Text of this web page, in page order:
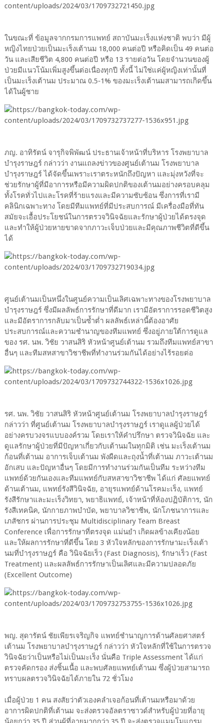
ในขณะที่ ข้อมูลจากกรมการแพทย์ สถาบันมะเร็งแห่งชาติ พบว่า มีผู้
หญิงไทยป่วยเป็นมะเร็งเต้านม 18,000 คนต่อปี หรือคิดเป็น 49 คนต่อ
วัน และเสียชีวิต 4,800 คนต่อปี หรือ 13 รายต่อวัน โดยจำนวนของผู้
ป่วยมีแนวโน้มเพิ่มสูงขึ้นต่อเนื่องทุกปี ทั้งนี้ ไม่ใช่แค่ผู้หญิงเท่านั้นที่
เป็นมะเร็งเต้านม ประมาณ 0.5-1% ของมะเร็งเต้านมสามารถเกิดขึ้น
ได้ในผู้ชาย
ภญ. อาทิรัตน์ จารุกิจพิพัฒน์ ประธานเจ้าหน้าที่บริหาร โรงพยาบาล
บำรุงราษฎร์ กล่าวว่า งานแถลงข่าวของศูนย์เต้านม โรงพยาบาล
บำรุงราษฎร์ ได้จัดขึ้นเพราะเราตระหนักถึงปัญหา และมุ่งหวังที่จะ
ช่วยรักษาผู้ที่มีอาการหรือมีความผิดปกติของเต้านมอย่างครอบคลุม
ทั้งโรคทั่วไปและโรคที่ร้ายแรงและมีความซับซ้อน ซึ่งการที่เรามี
คลินิกเฉพาะทาง โดยมีทีมแพทย์ที่มีประสบการณ์ มีเครื่องมือที่ทัน
สมัยจะเอื้อประโยชน์ในการตรวจวินิจฉัยและรักษาผู้ป่วยได้ตรงจุด
และทำให้ผู้ป่วยหายขาดจากภาวะเจ็บป่วยและมีคุณภาพชีวิตที่ดีขึ้น
ได้
ศูนย์เต้านมเป็นหนึ่งในศูนย์ความเป็นเลิศเฉพาะทางของโรงพยาบาล
บำรุงราษฎร์ ซึ่งมีผลลัพธ์การรักษาที่ดีมาก เรามีอัตราการรอดชีวิตสูง
และมีอัตราการกลับมาเป็นซ้ำต่ำ ผลลัพธ์เหล่านี้ต้องอาศัย
ประสบการณ์และความชำนาญของทีมแพทย์ ซึ่งอยู่ภายใต้การดูแล
ของ รศ. นพ. วิชัย วาสนสิริ หัวหน้าศูนย์เต้านม รวมถึงทีมแพทย์สาขา
อื่นๆ และทีมสหสาขาวิชาชีพที่ทำงานร่วมกันได้อย่างไร้รอยต่อ
รศ. นพ. วิชัย วาสนสิริ หัวหน้าศูนย์เต้านม โรงพยาบาลบำรุงราษฎร์
กล่าวว่า ที่ศูนย์เต้านม โรงพยาบาลบำรุงราษฎร์ เราดูแลผู้ป่วยได้
อย่างครบวงจรแบบองค์รวม โดยเราให้คำปรึกษา ตรวจวินิจฉัย และ
ดูแลรักษาผู้ป่วยที่มีปัญหาเกี่ยวกับเต้านมในทุกมิติ เช่น มะเร็งเต้านม
ก้อนที่เต้านม อาการเจ็บเต้านม พังผืดและถุงน้ำที่เต้านม ภาวะเต้านม
อักเสบ และปัญหาอื่นๆ โดยมีการทำงานร่วมกันเป็นทีม ระหว่างทีม
แพทย์ด้วยกันเองและทีมแพทย์กับสหสาขาวิชาชีพ ได้แก่ ศัลยแพทย์
ด้านเต้านม, แพทย์รังสีวินิจฉัย, อายุรแพทย์ด้านโรคมะเร็ง, แพทย์
รังสีรักษาและมะเร็งวิทยา, พยาธิแพทย์, เจ้าหน้าที่ห้องปฏิบัติการ, นัก
รังสีเทคนิค, นักกายภาพบำบัด, พยาบาลวิชาชีพ, นักโภชนาการและ
เภสัชกร ผ่านการประชุม Multidisciplinary Team Breast
Conference เพื่อการรักษาที่ตรงจุด แม่นยำ เกิดผลข้างเคียงน้อย
และให้ผลการรักษาที่ดีขึ้น โดย 3 หัวใจหลักของการรักษามะเร็งเต้า
นมที่บำรุงราษฎร์ คือ วินิจฉัยเร็ว (Fast Diagnosis), รักษาเร็ว (Fast
Treatment) และผลลัพธ์การรักษาเป็นเลิศและมีความปลอดภัย
(Excellent Outcome)
พญ. สุดารัตน์ ชัยเพียรเจริญกิจ แพทย์ชำนาญการด้านศัลยศาสตร์
เต้านม โรงพยาบาลบำรุงราษฎร์ กล่าวว่า หัวใจหลักที่ใช้ในการตรวจ
วินิจฉัยว่าเป็นหรือไม่เป็นมะเร็ง นั่นคือ Triple Assessment ได้แก่
ตรวจคัดกรอง ส่งชิ้นเนื้อ และพบศัลยแพทย์เต้านม ซึ่งผู้ป่วยสามารถ
ทราบผลตรวจวินิจฉัยได้ภายใน 72 ชั่วโมง
เมื่อผู้ป่วย 1 คน สงสัยว่าตัวเองคลำเจอก้อนที่เต้านมหรือมาด้วย
อาการผิดปกติที่เต้านม จะส่งตรวจอัลตราซาวด์สำหรับผู้ป่วยที่อายุ